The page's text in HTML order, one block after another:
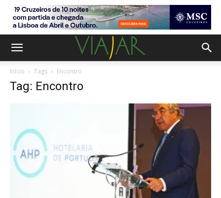
Início Tags Encontro
Tag: Encontro